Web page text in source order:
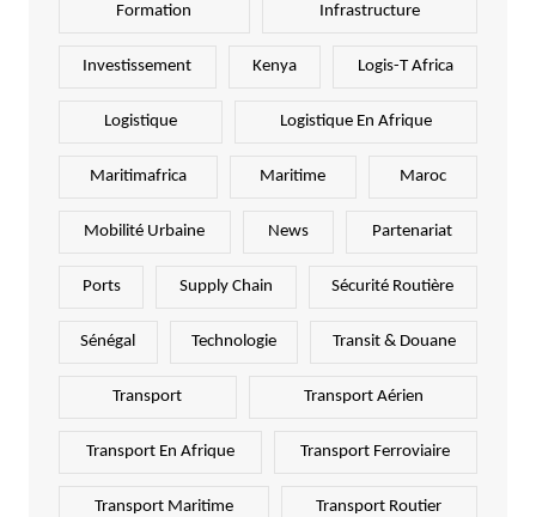
Formation Infrastructure
Investissement Kenya Logis-T Africa
Logistique Logistique En Afrique
Maritimafrica Maritime Maroc
Mobilité Urbaine News Partenariat
Ports Supply Chain Sécurité Routière
Sénégal Technologie Transit & Douane
Transport Transport Aérien
Transport En Afrique Transport Ferroviaire
Transport Maritime Transport Routier